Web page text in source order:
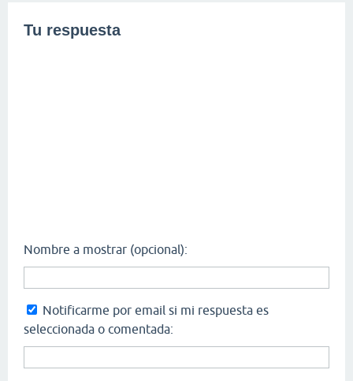
Tu respuesta
Nombre a mostrar (opcional):
Notificarme por email si mi respuesta es
seleccionada o comentada: